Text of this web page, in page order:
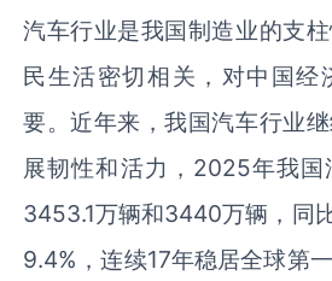
汽车行业是我国制造业的支
民生活密切相关，对中国经
要。近年来，我国汽车行业
展韧性和活力，2025年我
3453.1万辆和3440万辆，同
9.4%，连续17年稳居全球第